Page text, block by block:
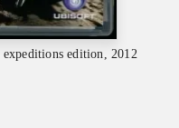
edition, 2012